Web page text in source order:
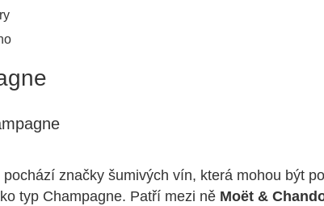
pochází značky šumivých vín, která mohou být
typ Champagne. Patří mezi ně Moët &